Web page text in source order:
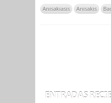
Anisakiasis Anisakis
ENTRADAS